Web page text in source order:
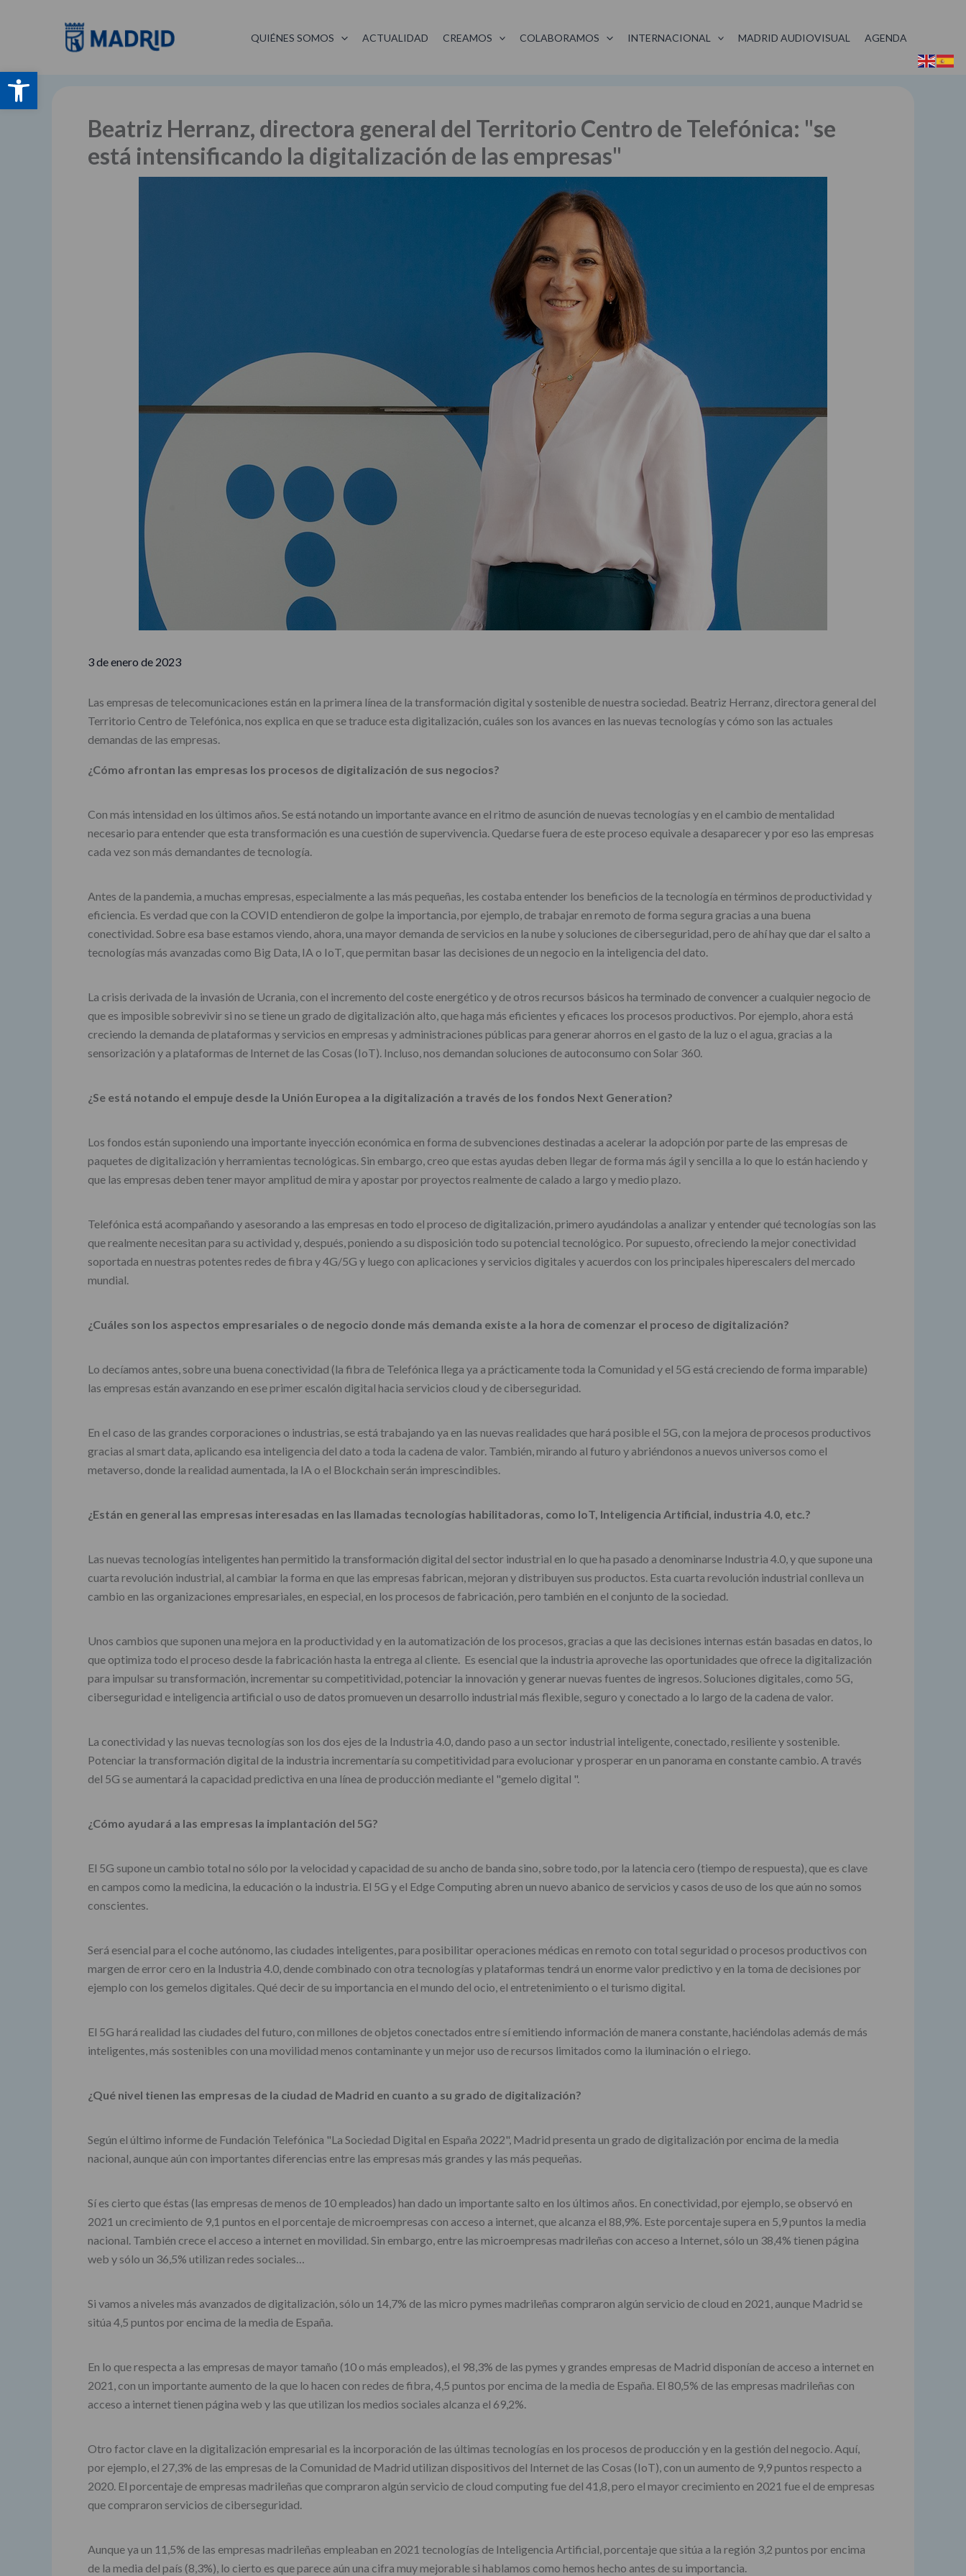
Abrir barra de herramientas
QUIÉNES SOMOS ACTUALIDAD CREAMOS COLABORAMOS INTERNACIONAL MADRID AUDIOVISUAL AGENDA
Beatriz Herranz, directora general del Territorio Centro de Telefónica: "se
está intensificando la digitalización de las empresas"
3 de enero de 2023
Las empresas de telecomunicaciones están en la primera línea de la transformación digital y sostenible de nuestra sociedad. Beatriz Herranz, directora general del
Territorio Centro de Telefónica, nos explica en que se traduce esta digitalización, cuáles son los avances en las nuevas tecnologías y cómo son las actuales
demandas de las empresas.
¿Cómo afrontan las empresas los procesos de digitalización de sus negocios?
Con más intensidad en los últimos años. Se está notando un importante avance en el ritmo de asunción de nuevas tecnologías y en el cambio de mentalidad
necesario para entender que esta transformación es una cuestión de supervivencia. Quedarse fuera de este proceso equivale a desaparecer y por eso las empresas
cada vez son más demandantes de tecnología.
Antes de la pandemia, a muchas empresas, especialmente a las más pequeñas, les costaba entender los beneficios de la tecnología en términos de productividad y
eficiencia. Es verdad que con la COVID entendieron de golpe la importancia, por ejemplo, de trabajar en remoto de forma segura gracias a una buena
conectividad. Sobre esa base estamos viendo, ahora, una mayor demanda de servicios en la nube y soluciones de ciberseguridad, pero de ahí hay que dar el salto a
tecnologías más avanzadas como Big Data, IA o IoT, que permitan basar las decisiones de un negocio en la inteligencia del dato.
La crisis derivada de la invasión de Ucrania, con el incremento del coste energético y de otros recursos básicos ha terminado de convencer a cualquier negocio de
que es imposible sobrevivir si no se tiene un grado de digitalización alto, que haga más eficientes y eficaces los procesos productivos. Por ejemplo, ahora está
creciendo la demanda de plataformas y servicios en empresas y administraciones públicas para generar ahorros en el gasto de la luz o el agua, gracias a la
sensorización y a plataformas de Internet de las Cosas (IoT). Incluso, nos demandan soluciones de autoconsumo con Solar 360.
¿Se está notando el empuje desde la Unión Europea a la digitalización a través de los fondos Next Generation?
Los fondos están suponiendo una importante inyección económica en forma de subvenciones destinadas a acelerar la adopción por parte de las empresas de
paquetes de digitalización y herramientas tecnológicas. Sin embargo, creo que estas ayudas deben llegar de forma más ágil y sencilla a lo que lo están haciendo y
que las empresas deben tener mayor amplitud de mira y apostar por proyectos realmente de calado a largo y medio plazo.
Telefónica está acompañando y asesorando a las empresas en todo el proceso de digitalización, primero ayudándolas a analizar y entender qué tecnologías son las
que realmente necesitan para su actividad y, después, poniendo a su disposición todo su potencial tecnológico. Por supuesto, ofreciendo la mejor conectividad
soportada en nuestras potentes redes de fibra y 4G/5G y luego con aplicaciones y servicios digitales y acuerdos con los principales hiperescalers del mercado
mundial.
¿Cuáles son los aspectos empresariales o de negocio donde más demanda existe a la hora de comenzar el proceso de digitalización?
Lo decíamos antes, sobre una buena conectividad (la fibra de Telefónica llega ya a prácticamente toda la Comunidad y el 5G está creciendo de forma imparable)
las empresas están avanzando en ese primer escalón digital hacia servicios cloud y de ciberseguridad.
En el caso de las grandes corporaciones o industrias, se está trabajando ya en las nuevas realidades que hará posible el 5G, con la mejora de procesos productivos
gracias al smart data, aplicando esa inteligencia del dato a toda la cadena de valor. También, mirando al futuro y abriéndonos a nuevos universos como el
metaverso, donde la realidad aumentada, la IA o el Blockchain serán imprescindibles.
¿Están en general las empresas interesadas en las llamadas tecnologías habilitadoras, como IoT, Inteligencia Artificial, industria 4.0, etc.?
Las nuevas tecnologías inteligentes han permitido la transformación digital del sector industrial en lo que ha pasado a denominarse Industria 4.0, y que supone una
cuarta revolución industrial, al cambiar la forma en que las empresas fabrican, mejoran y distribuyen sus productos. Esta cuarta revolución industrial conlleva un
cambio en las organizaciones empresariales, en especial, en los procesos de fabricación, pero también en el conjunto de la sociedad.
Unos cambios que suponen una mejora en la productividad y en la automatización de los procesos, gracias a que las decisiones internas están basadas en datos, lo
que optimiza todo el proceso desde la fabricación hasta la entrega al cliente. Es esencial que la industria aproveche las oportunidades que ofrece la digitalización
para impulsar su transformación, incrementar su competitividad, potenciar la innovación y generar nuevas fuentes de ingresos. Soluciones digitales, como 5G,
ciberseguridad e inteligencia artificial o uso de datos promueven un desarrollo industrial más flexible, seguro y conectado a lo largo de la cadena de valor.
La conectividad y las nuevas tecnologías son los dos ejes de la Industria 4.0, dando paso a un sector industrial inteligente, conectado, resiliente y sostenible.
Potenciar la transformación digital de la industria incrementaría su competitividad para evolucionar y prosperar en un panorama en constante cambio. A través
del 5G se aumentará la capacidad predictiva en una línea de producción mediante el "gemelo digital ".
¿Cómo ayudará a las empresas la implantación del 5G?
El 5G supone un cambio total no sólo por la velocidad y capacidad de su ancho de banda sino, sobre todo, por la latencia cero (tiempo de respuesta), que es clave
en campos como la medicina, la educación o la industria. El 5G y el Edge Computing abren un nuevo abanico de servicios y casos de uso de los que aún no somos
conscientes.
Será esencial para el coche autónomo, las ciudades inteligentes, para posibilitar operaciones médicas en remoto con total seguridad o procesos productivos con
margen de error cero en la Industria 4.0, dende combinado con otra tecnologías y plataformas tendrá un enorme valor predictivo y en la toma de decisiones por
ejemplo con los gemelos digitales. Qué decir de su importancia en el mundo del ocio, el entretenimiento o el turismo digital.
El 5G hará realidad las ciudades del futuro, con millones de objetos conectados entre sí emitiendo información de manera constante, haciéndolas además de más
inteligentes, más sostenibles con una movilidad menos contaminante y un mejor uso de recursos limitados como la iluminación o el riego.
¿Qué nivel tienen las empresas de la ciudad de Madrid en cuanto a su grado de digitalización?
Según el último informe de Fundación Telefónica "La Sociedad Digital en España 2022", Madrid presenta un grado de digitalización por encima de la media
nacional, aunque aún con importantes diferencias entre las empresas más grandes y las más pequeñas.
Sí es cierto que éstas (las empresas de menos de 10 empleados) han dado un importante salto en los últimos años. En conectividad, por ejemplo, se observó en
2021 un crecimiento de 9,1 puntos en el porcentaje de microempresas con acceso a internet, que alcanza el 88,9%. Este porcentaje supera en 5,9 puntos la media
nacional. También crece el acceso a internet en movilidad. Sin embargo, entre las microempresas madrileñas con acceso a Internet, sólo un 38,4% tienen página
web y sólo un 36,5% utilizan redes sociales…
Si vamos a niveles más avanzados de digitalización, sólo un 14,7% de las micro pymes madrileñas compraron algún servicio de cloud en 2021, aunque Madrid se
sitúa 4,5 puntos por encima de la media de España.
En lo que respecta a las empresas de mayor tamaño (10 o más empleados), el 98,3% de las pymes y grandes empresas de Madrid disponían de acceso a internet en
2021, con un importante aumento de la que lo hacen con redes de fibra, 4,5 puntos por encima de la media de España. El 80,5% de las empresas madrileñas con
acceso a internet tienen página web y las que utilizan los medios sociales alcanza el 69,2%.
Otro factor clave en la digitalización empresarial es la incorporación de las últimas tecnologías en los procesos de producción y en la gestión del negocio. Aquí,
por ejemplo, el 27,3% de las empresas de la Comunidad de Madrid utilizan dispositivos del Internet de las Cosas (IoT), con un aumento de 9,9 puntos respecto a
2020. El porcentaje de empresas madrileñas que compraron algún servicio de cloud computing fue del 41,8, pero el mayor crecimiento en 2021 fue el de empresas
que compraron servicios de ciberseguridad.
Aunque ya un 11,5% de las empresas madrileñas empleaban en 2021 tecnologías de Inteligencia Artificial, porcentaje que sitúa a la región 3,2 puntos por encima
de la media del país (8,3%), lo cierto es que parece aún una cifra muy mejorable si hablamos como hemos hecho antes de su importancia.